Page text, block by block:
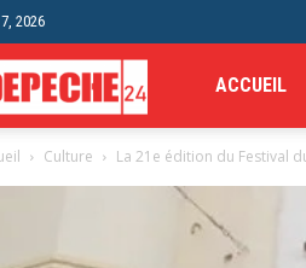
2026
Depeche
ACCUEIL
Culture La 21e édition du Festival